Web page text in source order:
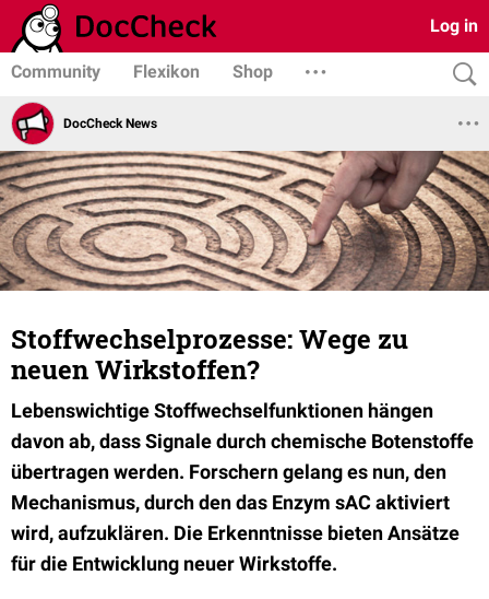
Log in
Community Flexikon Shop
DocCheck News
Stoffwechselprozesse: Wege zu
neuen Wirkstoffen?
Lebenswichtige Stoffwechselfunktionen hängen
davon ab, dass Signale durch chemische Botenstoffe
übertragen werden. Forschern gelang es nun, den
Mechanismus, durch den das Enzym sAC aktiviert
wird, aufzuklären. Die Erkenntnisse bieten Ansätze
für die Entwicklung neuer Wirkstoffe.